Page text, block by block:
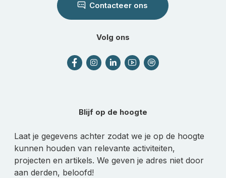
Contacteer ons
Volg ons
Blijf op de hoogte
Laat je gegevens achter zodat we je op de hoogte
kunnen houden van relevante activiteiten,
projecten en artikels. We geven je adres niet door
aan derden, beloofd!